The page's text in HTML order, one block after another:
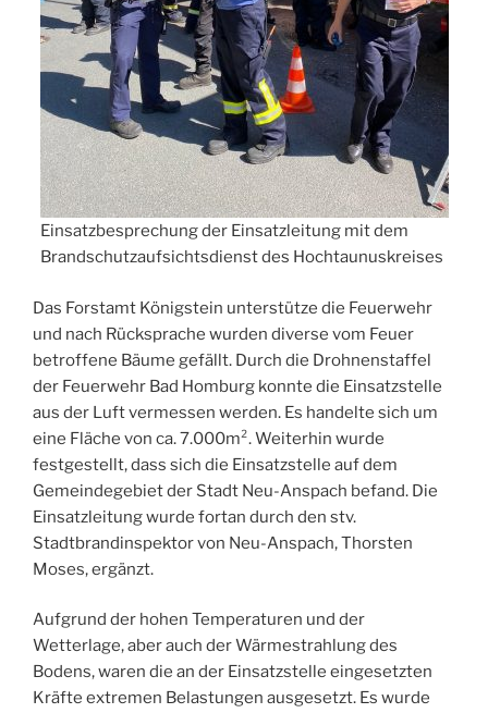
Einsatzbesprechung der Einsatzleitung mit dem
Brandschutzaufsichtsdienst des Hochtaunuskreises
Das Forstamt Königstein unterstütze die Feuerwehr
und nach Rücksprache wurden diverse vom Feuer
betroffene Bäume gefällt. Durch die Drohnenstaffel
der Feuerwehr Bad Homburg konnte die Einsatzstelle
aus der Luft vermessen werden. Es handelte sich um
eine Fläche von ca. 7.000m². Weiterhin wurde
festgestellt, dass sich die Einsatzstelle auf dem
Gemeindegebiet der Stadt Neu-Anspach befand. Die
Einsatzleitung wurde fortan durch den stv.
Stadtbrandinspektor von Neu-Anspach, Thorsten
Moses, ergänzt.
Aufgrund der hohen Temperaturen und der
Wetterlage, aber auch der Wärmestrahlung des
Bodens, waren die an der Einsatzstelle eingesetzten
Kräfte extremen Belastungen ausgesetzt. Es wurde